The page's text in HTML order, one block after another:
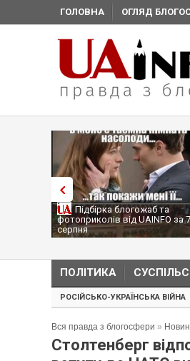
ГОЛОВНА ОГЛЯД
Підбірка блогожаб та
фотоприколів від UAINFO за 7
серпня
ПОЛІТИКА
РОСІЙСЬКО-УКРАЇНСЬКА ВІЙНА
Вся правда з блогосфери »
Столтенберг